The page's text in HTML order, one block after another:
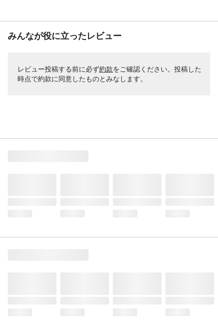
みんなが役に立ったレビュー
レビュー投稿する前に必ず約款をご確認ください。投稿した
時点で約款に同意したものとみなします。